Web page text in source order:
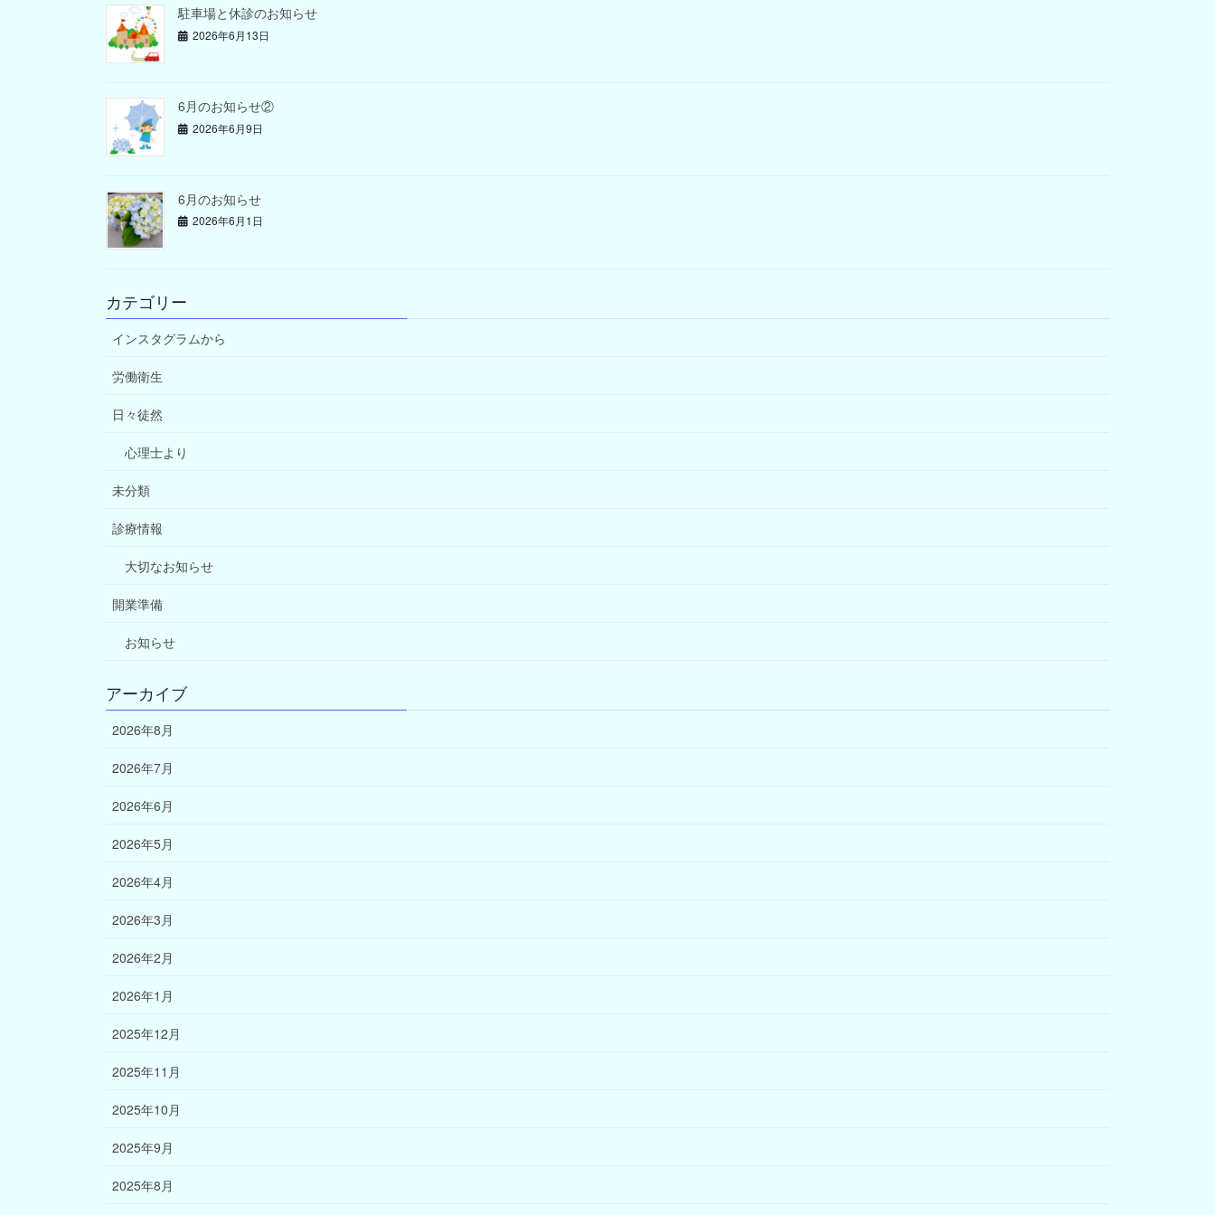
駐車場と休診のお知らせ
2026年6月13日
6月のお知らせ②
2026年6月9日
6月のお知らせ
2026年6月1日
カテゴリー
インスタグラムから
労働衛生
日々徒然
心理士より
未分類
診療情報
大切なお知らせ
開業準備
お知らせ
アーカイブ
2026年8月
2026年7月
2026年6月
2026年5月
2026年4月
2026年3月
2026年2月
2026年1月
2025年12月
2025年11月
2025年10月
2025年9月
2025年8月